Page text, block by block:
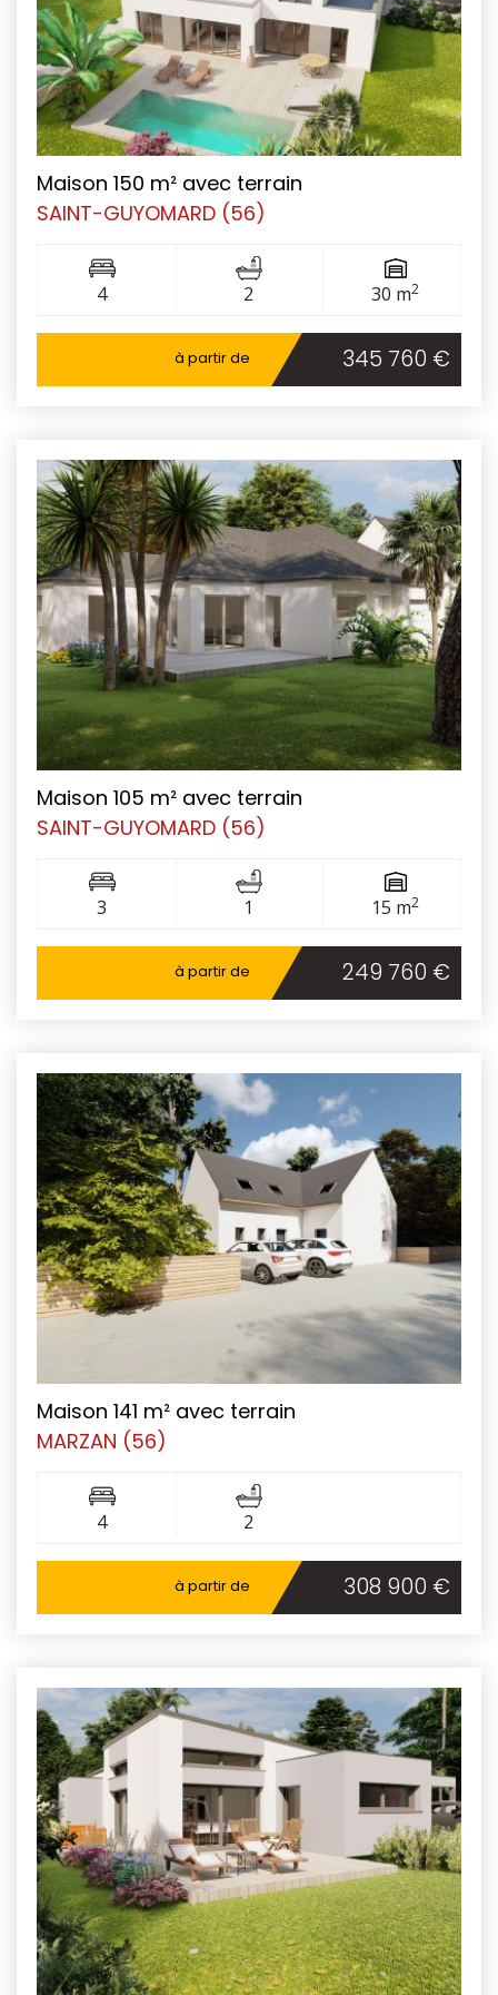
Maison 150 m² avec terrain
SAINT-GUYOMARD (56)
4 2 30 m2
à partir de 345 760 €
Maison 105 m² avec terrain
SAINT-GUYOMARD (56)
3 1 15 m2
à partir de 249 760 €
Maison 141 m² avec terrain
MARZAN (56)
4 2
à partir de 308 900 €